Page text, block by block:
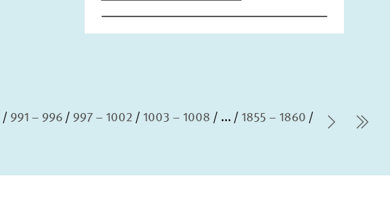
991 – 996 997 – 1002 1003 – 1008 ... 1855 – 1860